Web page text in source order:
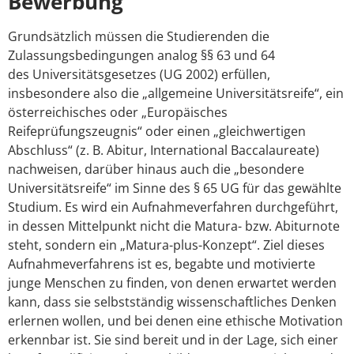
Grundsätzlich müssen die Studierenden die
Zulassungsbedingungen analog §§ 63 und 64
des Universitätsgesetzes (UG 2002) erfüllen,
insbesondere also die „allgemeine Universitätsreife“, ein
österreichisches oder „Europäisches
Reifeprüfungszeugnis“ oder einen „gleichwertigen
Abschluss“ (z. B. Abitur, International Baccalaureate)
nachweisen, darüber hinaus auch die „besondere
Universitätsreife“ im Sinne des § 65 UG für das gewählte
Studium. Es wird ein Aufnahmeverfahren durchgeführt,
in dessen Mittelpunkt nicht die Matura- bzw. Abiturnote
steht, sondern ein „Matura-plus-Konzept“. Ziel dieses
Aufnahmeverfahrens ist es, begabte und motivierte
junge Menschen zu finden, von denen erwartet werden
kann, dass sie selbstständig wissenschaftliches Denken
erlernen wollen, und bei denen eine ethische Motivation
erkennbar ist. Sie sind bereit und in der Lage, sich einer